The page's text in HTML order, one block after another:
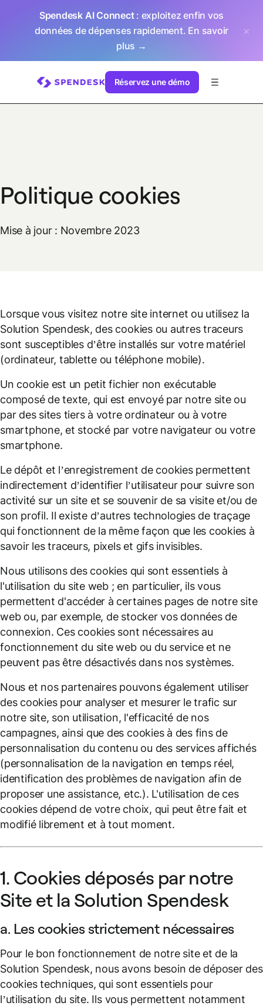
Spendesk AI Connect: exploitez enfin vos
données de dépenses rapidement. En savoir
plus →
Réservez une démo
Politique cookies
Mise à jour : Novembre 2023
Lorsque vous visitez notre site internet ou utilisez la
Solution Spendesk, des cookies ou autres traceurs
sont susceptibles d’être installés sur votre matériel
(ordinateur, tablette ou téléphone mobile).
Un cookie est un petit fichier non exécutable
composé de texte, qui est envoyé par notre site ou
par des sites tiers à votre ordinateur ou à votre
smartphone, et stocké par votre navigateur ou votre
smartphone.
Le dépôt et l’enregistrement de cookies permettent
indirectement d’identifier l’utilisateur pour suivre son
activité sur un site et se souvenir de sa visite et/ou de
son profil. Il existe d’autres technologies de traçage
qui fonctionnent de la même façon que les cookies à
savoir les traceurs, pixels et gifs invisibles.
Nous utilisons des cookies qui sont essentiels à
l'utilisation du site web ; en particulier, ils vous
permettent d'accéder à certaines pages de notre site
web ou, par exemple, de stocker vos données de
connexion. Ces cookies sont nécessaires au
fonctionnement du site web ou du service et ne
peuvent pas être désactivés dans nos systèmes.
Nous et nos partenaires pouvons également utiliser
des cookies pour analyser et mesurer le trafic sur
notre site, son utilisation, l'efficacité de nos
campagnes, ainsi que des cookies à des fins de
personnalisation du contenu ou des services affichés
(personnalisation de la navigation en temps réel,
identification des problèmes de navigation afin de
proposer une assistance, etc.). L'utilisation de ces
cookies dépend de votre choix, qui peut être fait et
modifié librement et à tout moment.
1. Cookies déposés par notre
Site et la Solution Spendesk
a. Les cookies strictement nécessaires
Pour le bon fonctionnement de notre site et de la
Solution Spendesk, nous avons besoin de déposer des
cookies techniques, qui sont essentiels pour
l’utilisation du site. Ils vous permettent notamment